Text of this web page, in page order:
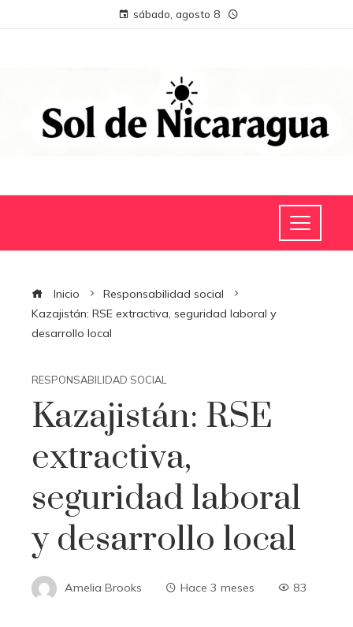
sábado, agosto 8
Inicio
Responsabilidad social
Kazajistán: RSE extractiva, seguridad laboral y
desarrollo local
RESPONSABILIDAD SOCIAL
Kazajistán: RSE
extractiva,
seguridad laboral
y desarrollo local
Amelia Brooks Hace 3 meses 83